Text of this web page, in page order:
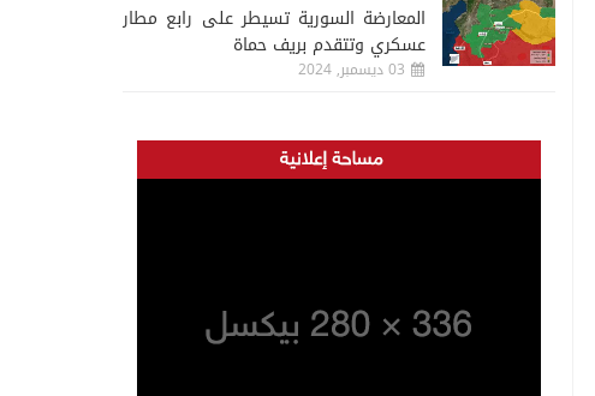
المعارضة السورية تسيطر على رابع مطار
عسكري وتتقدم بريف حماة
03 ديسمبر, 2024